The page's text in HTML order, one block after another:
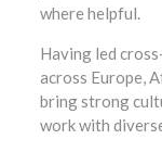
where helpful.
Having led
across Europe,
bring strong
work with